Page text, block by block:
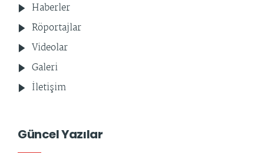
Haberler
Röportajlar
Videolar
Galeri
İletişim
Güncel Yazılar